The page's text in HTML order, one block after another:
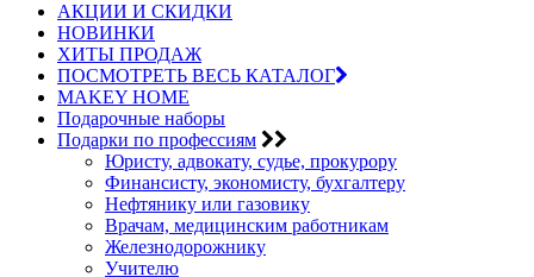
АКЦИИ И СКИДКИ
НОВИНКИ
ХИТЫ ПРОДАЖ
ПОСМОТРЕТЬ ВЕСЬ КАТАЛОГ
MAKEY HOME
Подарочные наборы
Подарки по профессиям
Юристу, адвокату, судье, прокурору
Финансисту, экономисту, бухгалтеру
Нефтянику или газовику
Врачам, медицинским работникам
Железнодорожнику
Учителю